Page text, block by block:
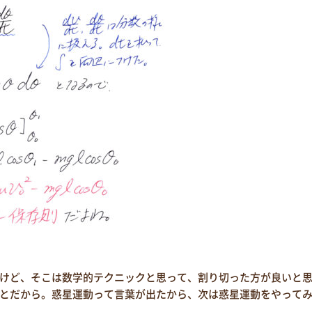
、そこは数学的テクニックと思って、割り切った方が良いと
だから。惑星運動って言葉が出たから、次は惑星運動をやって